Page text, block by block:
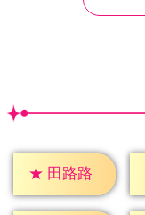
★ 田路路